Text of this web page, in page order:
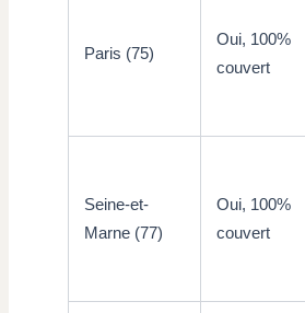
Paris (75)
Oui, 100%
couvert
Seine-et-
Marne (77)
Oui, 100%
couvert